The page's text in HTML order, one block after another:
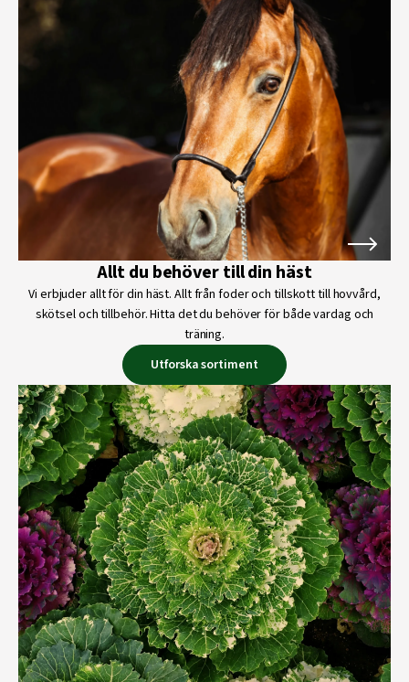
Allt du behöver till din häst
Vi erbjuder allt för din häst. Allt från foder och tillskott till hovvård,
skötsel och tillbehör. Hitta det du behöver för både vardag och
träning.
Utforska sortiment